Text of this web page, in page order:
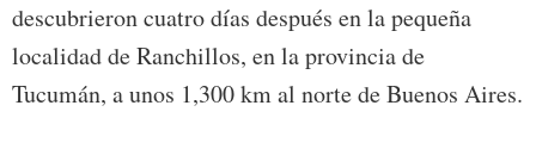
descubrieron cuatro días después en la pequeña
localidad de Ranchillos, en la provincia de
Tucumán, a unos 1,300 km al norte de Buenos Aires.